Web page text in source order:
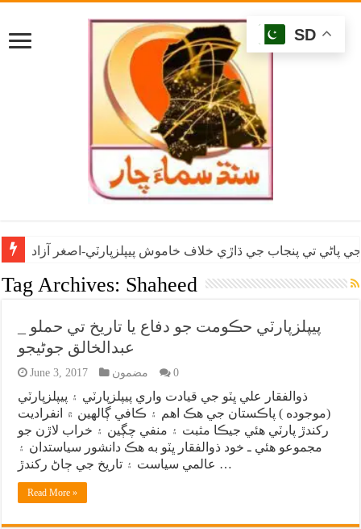
پاڻي تي پنجاب جي ڌاڙي خلاف خاموش پيپلزپارٽي-اصغر آزاد
Tag Archives: Shaheed
پيپلزپارٽي حڪومت جو دفاع يا تاريخ تي حملو _
عبدالخالق جوڻيجو
June 3, 2017 مضمون 0
ذوالفقار علي ڀٽو جي قيادت واري پيپلزپارٽي ۽ پيپلزپارٽي
(موجوده ) پاڪستان جي هڪ اهم ۽ ڪافي ڳالهين ۾ انفراديت
رکندڙ پارٽي هئي جيڪا مثبت ۽ منفي چڳين ۽ خراب لاڙن جو
مجموعو هئي ـ خود ذوالفقار ڀٽو به هڪ دانشور سياستدان ۽
عالمي سياست ۽ تاريخ جي ڄاڻ رکندڙ …
Read More »
SD